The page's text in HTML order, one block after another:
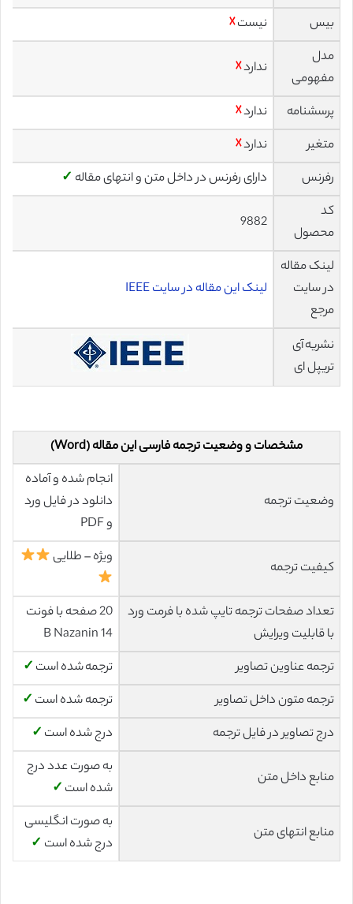
بیس
نیست☓
مدل
مفهومی
ندارد☓
پرسشنامه ندارد☓
متغیر
ندارد☓
رفرنس
دارای رفرنس در داخل متن و انتهای مقاله ✓
کد
محصول
9882
لینک مقاله
در سایت
مرجع
لینک این مقاله در سایت IEEE
نشریه آی
تریپل ای
مشخصات و وضعیت ترجمه فارسی این مقاله (Word)
وضعیت ترجمه
انجام شده و آماده
دانلود در فایل ورد
و PDF
کیفیت ترجمه
ویژه – طلایی
تعداد صفحات ترجمه تایپ شده با فرمت ورد
با قابلیت ویرایش
20 صفحه با فونت
14 B Nazanin
ترجمه عناوین تصاویر
ترجمه شده است ✓
ترجمه متون داخل تصاویر
ترجمه شده است ✓
درج تصاویر در فایل ترجمه
درج شده است ✓
منابع داخل متن
به صورت عدد درج
شده است ✓
منابع انتهای متن
به صورت انگلیسی
درج شده است ✓